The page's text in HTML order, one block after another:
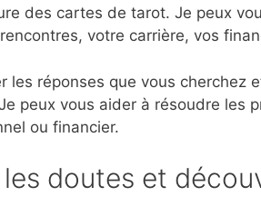
des cartes de tarot. Je peux
votre carrière, vos
réponses que vous cherchez
peux vous aider à résoudre les
ou financier.
doutes et